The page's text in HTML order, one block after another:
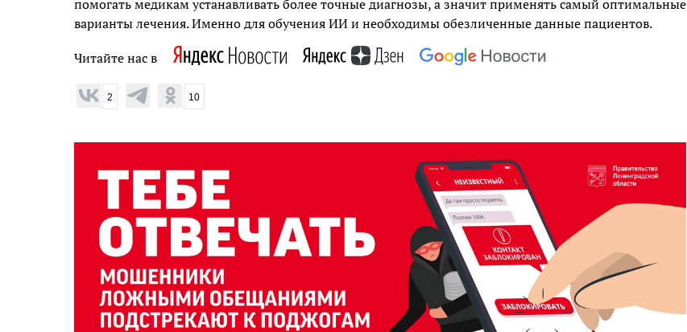
помогать медикам устанавливать более точные диагнозы, а значит применять самый оптимальные
варианты лечения. Именно для обучения ИИ и необходимы обезличенные данные пациентов.
Читайте нас в
2 10